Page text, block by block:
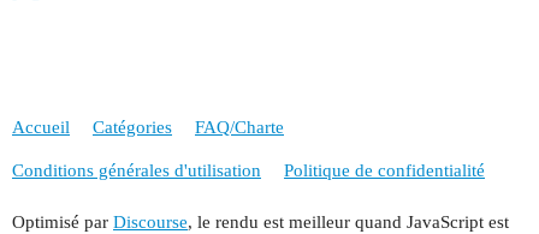
Accueil Catégories FAQ/Charte
Conditions générales d'utilisation Politique de confidentialité
Optimisé par Discourse, le rendu est meilleur quand JavaScript est